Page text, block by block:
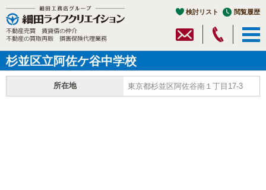
検討リスト 閲覧履歴
杉並区立阿佐ケ谷中学校
所在地 東京都杉並区阿佐谷南１丁目17-3